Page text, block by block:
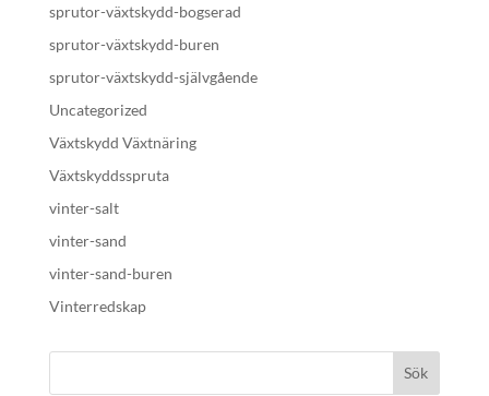
sprutor-växtskydd-bogserad
sprutor-växtskydd-buren
sprutor-växtskydd-självgående
Uncategorized
Växtskydd Växtnäring
Växtskyddsspruta
vinter-salt
vinter-sand
vinter-sand-buren
Vinterredskap